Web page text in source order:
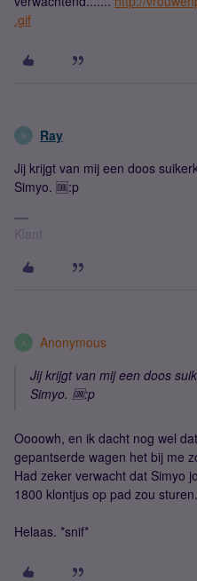
.gif
R Ray
Jij krijgt van mij een doos
Simyo. 🆒:p
Klant
A Anonymous
Jij krijgt van mij een doos
Simyo. 🆒:p
Oooowh, en ik dacht nog wel
gepantserde wagen het bij me
Had zeker verwacht dat Simyo
1800 klontjus op pad zou
Helaas. *snif*